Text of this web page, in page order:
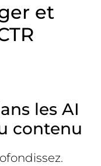
et
les AI
contenu